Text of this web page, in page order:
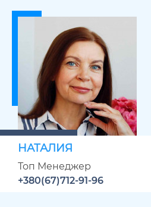
НАТАЛИЯ
Топ Менеджер
+380(67)712-91-96